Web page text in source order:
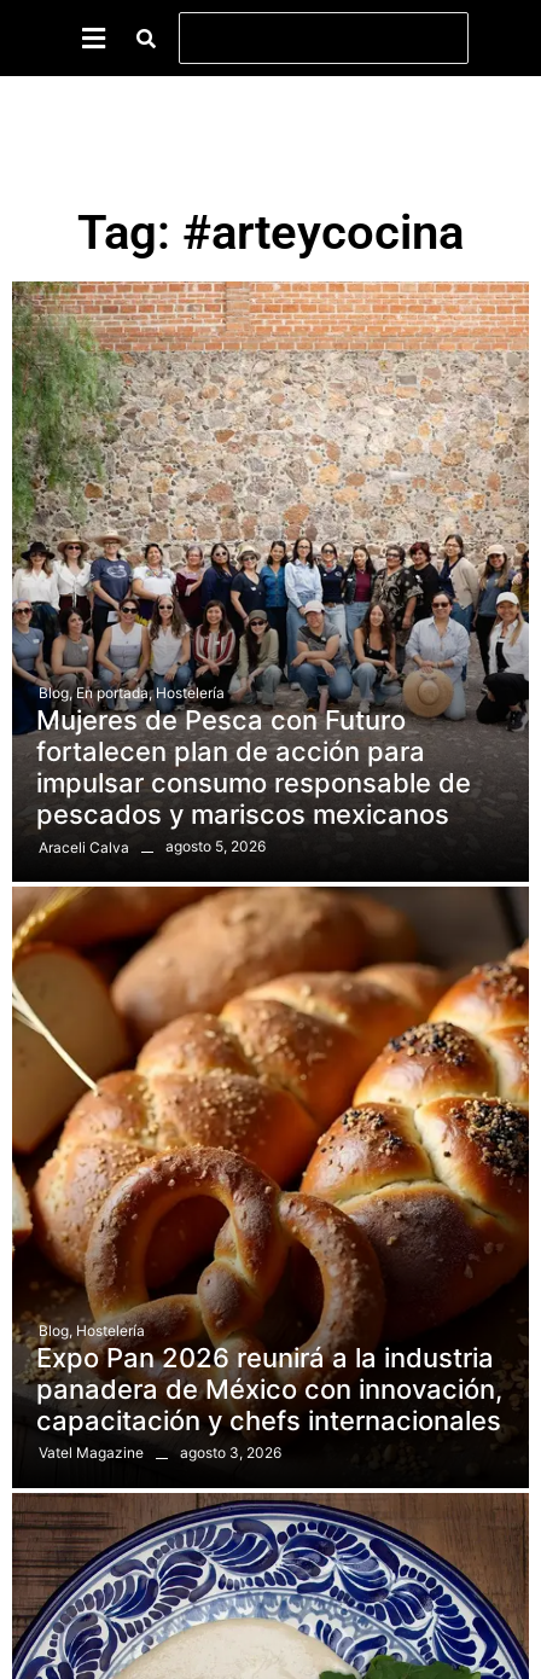
Tag: #arteycocina
Blog, En portada, Hostelería
Mujeres de Pesca con Futuro
fortalecen plan de acción para
impulsar consumo responsable de
pescados y mariscos mexicanos
Araceli Calva agosto 5, 2026
Blog, Hostelería
Expo Pan 2026 reunirá a la industria
panadera de México con innovación,
capacitación y chefs internacionales
Vatel Magazine agosto 3, 2026